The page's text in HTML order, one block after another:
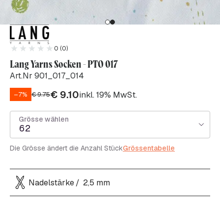
0 (0)
Lang Yarns Socken - PTO 017
Art.Nr 901_017_014
–7% €9.75€ 9.10inkl. 19% MwSt.
Grösse wählen
62
Die Grösse ändert die Anzahl StückGrössentabelle
Nadelstärke 2,5 mm